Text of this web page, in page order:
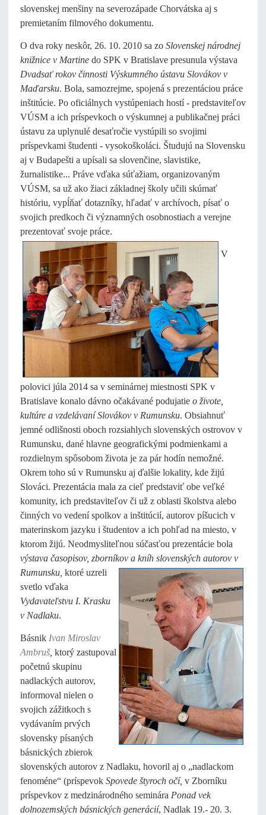
slovenskej menšiny na severozápade Chorvátska aj s
premietaním filmového dokumentu.
O dva roky neskôr, 26. 10. 2010 sa zo Slovenskej národnej
knižnice v Martine do SPK v Bratislave presunula výstava
Dvadsať rokov činnosti Výskumného ústavu Slovákov v
Maďarsku. Bola, samozrejme, spojená s prezentáciou práce
inštitúcie. Po oficiálnych vystúpeniach hostí - predstaviteľov
VÚSM a ich príspevkoch o výskumnej a publikačnej práci
ústavu za uplynulé desaťročie vystúpili so svojimi
príspevkami študenti - vysokoškoláci. Študujú na Slovensku
aj v Budapešti a upísali sa slovenčine, slavistike,
žurnalistike... Práve vďaka súťažiam, organizovaným
VÚSM, sa už ako žiaci základnej školy učili skúmať
históriu, vypĺňať dotazníky, hľadať v archívoch, písať o
svojich predkoch či významných osobnostiach a verejne
prezentovať svoje práce.
V
polovici júla 2014 sa v seminárnej miestnosti SPK v
Bratislave konalo dávno očakávané podujatie o živote,
kultúre a vzdelávaní Slovákov v Rumunsku. Obsiahnuť
jemné odlišnosti oboch rozsiahlych slovenských ostrovov v
Rumunsku, dané hlavne geografickými podmienkami a
rozdielnym spôsobom života je za pár hodín nemožné.
Okrem toho sú v Rumunsku aj ďalšie lokality, kde žijú
Slováci. Prezentácia mala za cieľ predstaviť obe veľké
komunity, ich predstaviteľov či už z oblasti školstva alebo
činných vo vedení spolkov a inštitúcií, autorov píšucich v
materinskom jazyku i študentov a ich pohľad na miesto, v
ktorom žijú. Neodmysliteľnou súčasťou prezentácie bola
výstava časopisov, zborníkov a kníh slovenských autorov v
Rumunsku, ktoré uzreli
svetlo vďaka
Vydavateľstvu I. Krasku
v Nadlaku.
Básnik Ivan Miroslav
Ambruš, ktorý zastupoval
početnú skupinu
nadlackých autorov,
informoval nielen o
svojich zážitkoch s
vydávaním prvých
slovensky písaných
básnických zbierok
slovenských autorov z Nadlaku, hovoril aj o „nadlackom
fenoméne“ (príspevok Spovede štyroch očí, v Zborníku
príspevkov z medzinárodného seminára Ponad vek
dolnozemských básnických generácií, Nadlak 19.- 20. 3.